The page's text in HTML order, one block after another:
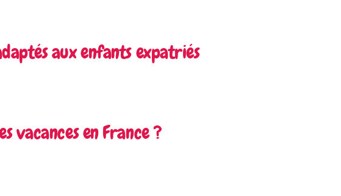
aux enfants expatriés
vacances en France ?